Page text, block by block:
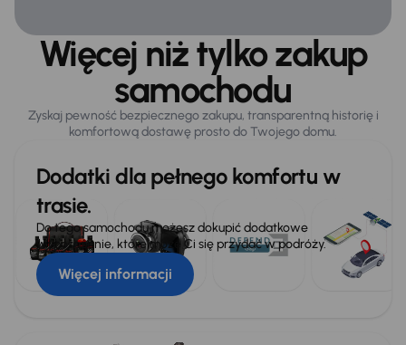
Więcej niż tylko zakup
samochodu
Zyskaj pewność bezpiecznego zakupu, transparentną historię i
komfortową dostawę prosto do Twojego domu.
Dodatki dla pełnego komfortu w
trasie.
Do tego samochodu możesz dokupić dodatkowe
wyposażenie, które może Ci się przydać w podróży.
Więcej informacji